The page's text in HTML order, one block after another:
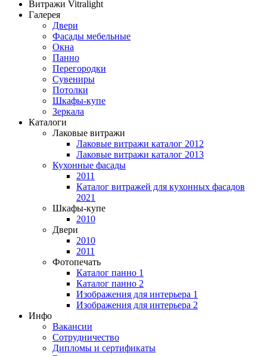
Витражи Vitralight
Галерея
Двери
Фасады мебельные
Окна
Панно
Перегородки
Сувениры
Потолки
Шкафы-купе
Зеркала
Каталоги
Лаковые витражи
Лаковые витражи каталог 2012
Лаковые витражи каталог 2013
Кухонные фасады
2011
Каталог витражей для кухонных фасадов
2021
Шкафы-купе
2010
Двери
2010
2011
Фотопечать
Каталог панно 1
Каталог панно 2
Изображения для интерьера 1
Изображения для интерьера 2
Инфо
Вакансии
Сотрудничество
Дипломы и сертификаты